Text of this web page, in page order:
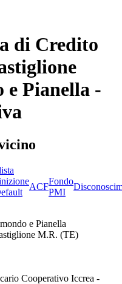
di Credito
e Pianella -
ACF
Fondo
PMI
e Pianella
M.R. (TE)
Cooperativo Iccrea -